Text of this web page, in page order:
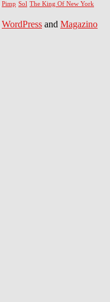
Pimp Sol The King Of New York
WordPress and Magazino